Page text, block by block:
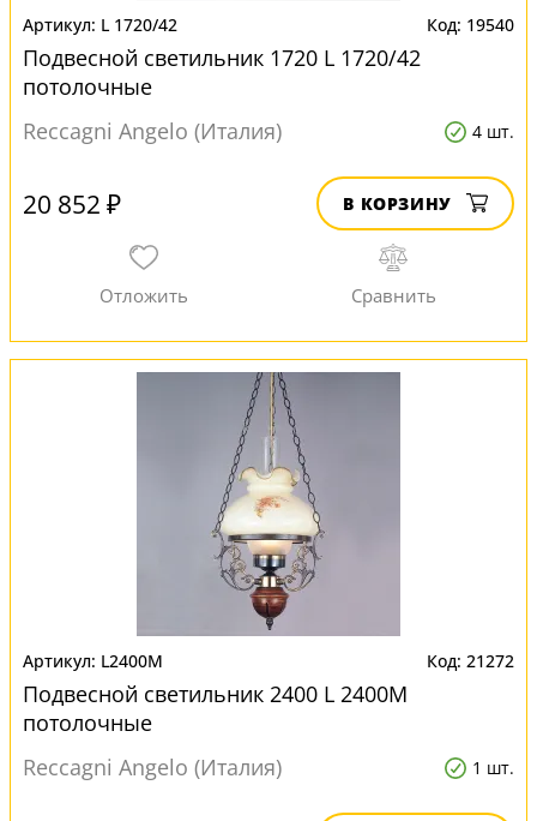
L 1720/42 19540
Подвесной светильник 1720 L 1720/42
потолочные
Reccagni Angelo (Италия)
4 шт.
20 852 ₽ В КОРЗИНУ
L2400M 21272
Подвесной светильник 2400 L 2400M
потолочные
Reccagni Angelo (Италия)
1 шт.